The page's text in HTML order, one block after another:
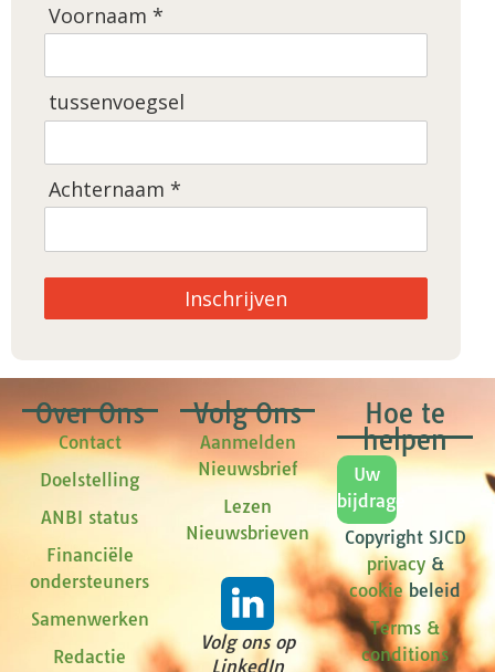
Voornaam *
tussenvoegsel
Achternaam *
Inschrijven
Over Ons
Contact
Doelstelling
ANBI status
Financiële
ondersteuners
Samenwerken
Redactie
Volg Ons
Aanmelden
Nieuwsbrief
Lezen
Nieuwsbrieven
Volg ons op
LinkedIn
Hoe te
helpen
Uw
bijdrage
Copyright SJCD
privacy&
cookiebeleid
Terms &
conditions